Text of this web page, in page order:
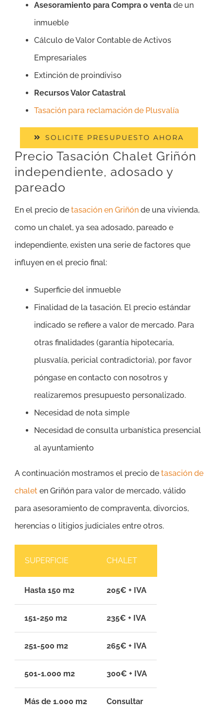
Asesoramiento para Compra o venta de un
inmueble
Cálculo de Valor Contable de Activos
Empresariales
Extinción de proindiviso
Recursos Valor Catastral
Tasación para reclamación de Plusvalía
SOLICITE PRESUPUESTO AHORA
Precio Tasación Chalet Griñón
independiente, adosado y
pareado
En el precio de tasación en Griñón de una vivienda,
como un chalet, ya sea adosado, pareado e
independiente, existen una serie de factores que
influyen en el precio final:
Superficie del inmueble
Finalidad de la tasación. El precio estándar
indicado se refiere a valor de mercado. Para
otras finalidades (garantía hipotecaria,
plusvalía, pericial contradictoria), por favor
póngase en contacto con nosotros y
realizaremos presupuesto personalizado.
Necesidad de nota simple
Necesidad de consulta urbanística presencial
al ayuntamiento
A continuación mostramos el precio de tasación de
chalet en Griñón para valor de mercado, válido
para asesoramiento de compraventa, divorcios,
herencias o litigios judiciales entre otros.
SUPERFICIE CHALET
Hasta 150 m2 205€ + IVA
151-250 m2 235€ + IVA
251-500 m2 265€ + IVA
501-1.000 m2 300€ + IVA
Más de 1.000 m2 Consultar